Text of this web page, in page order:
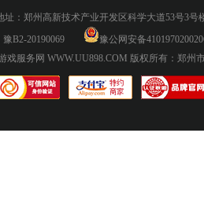
：郑州高新技术产业开发区科学大道53号3号
豫B2-20190069
豫公网安备
戏服务网 WWW.UU898.COM 版权所有：郑州